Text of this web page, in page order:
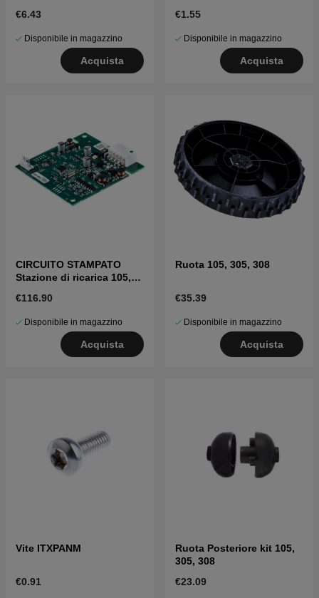
€6.43
Disponibile in magazzino
Acquista
€1.55
Disponibile in magazzino
Acquista
CIRCUITO STAMPATO
Stazione di ricarica 105,
€116.90
Disponibile in magazzino
Acquista
Ruota 105, 305, 308
€35.39
Disponibile in magazzino
Acquista
Vite ITXPANM
€0.91
Ruota Posteriore kit 105,
305, 308
€23.09